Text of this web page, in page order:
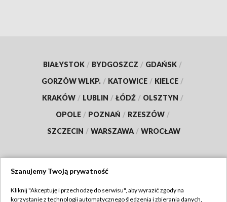
BIAŁYSTOK / BYDGOSZCZ / GDAŃSK /
GORZÓW WLKP. / KATOWICE / KIELCE /
KRAKÓW / LUBLIN / ŁÓDŹ / OLSZTYN /
OPOLE / POZNAŃ / RZESZÓW /
SZCZECIN / WARSZAWA / WROCŁAW
Szanujemy Twoją prywatność
Kliknij "Akceptuję i przechodzę do serwisu", aby wyrazić zgody na
korzystanie z technologii automatycznego śledzenia i zbierania danych,